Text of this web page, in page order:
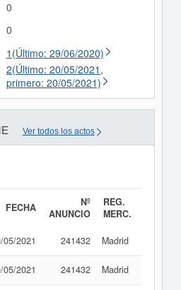
0
0
1(Último: 29/06/2020)
2(Último: 20/05/2021,
primero: 20/05/2021)
Ver todos los actos
FECHA
Nº
ANUNCIO
REG.
MERC.
05/2021 241432 Madrid
05/2021 241432 Madrid